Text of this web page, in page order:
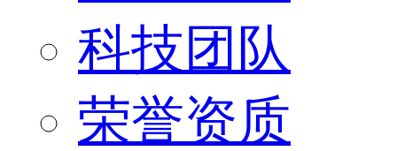
科技团队
荣誉资质